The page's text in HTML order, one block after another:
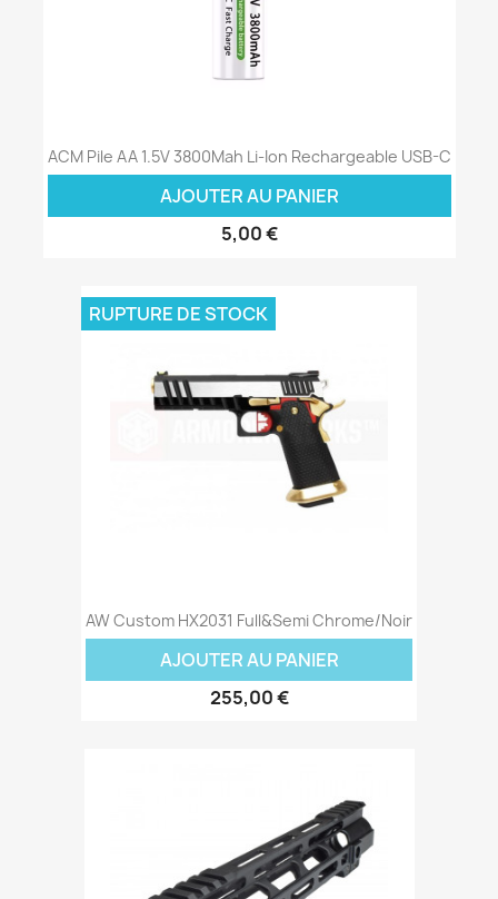
ACM Pile AA 1.5V 3800Mah Li-Ion Rechargeable USB-C
AJOUTER AU PANIER
5,00 €
AW Custom HX2031 Full&Semi Chrome/Noir
AJOUTER AU PANIER
255,00 €
RUPTURE DE STOCK